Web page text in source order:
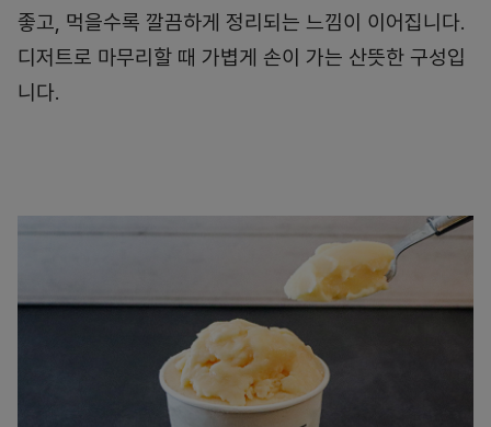
좋고, 먹을수록 깔끔하게 정리되는 느낌이 이어집니다.
디저트로 마무리할 때 가볍게 손이 가는 산뜻한 구성입
니다.